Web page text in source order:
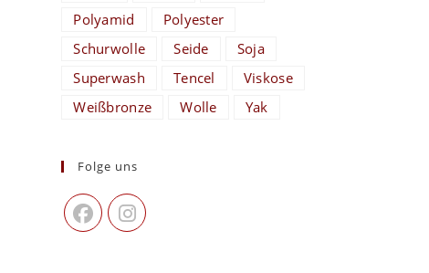
Polyamid
Polyester
Schurwolle
Seide
Soja
Superwash
Tencel
Viskose
Weißbronze
Wolle Yak
Folge uns